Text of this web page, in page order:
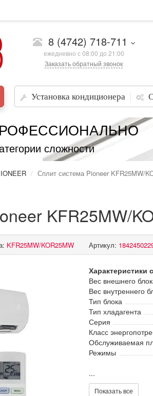
8 (4742) 718-711
ежедневно с 08:00 до 21:00
Заказать обратный звонок
Установка кондиционера
сложности
Сплит система Pioneer KFR25MW/
KFR25MW/
KFR25MW/KOR25MW Артикул:
Характеристики
Вес внешнего
Вес внутреннего
Тип блока
Тип хладагента
Серия
Класс
Обслуживаемая
Режимы
...
Показать все